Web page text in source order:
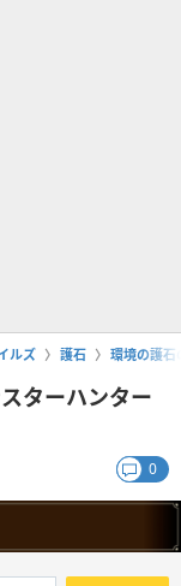
ルズ 護石 環境の護石
ターハンター
0